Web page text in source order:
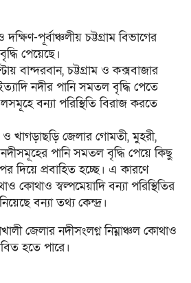
পূর্বাঞ্চলীয় চট্টগ্রাম বিভাগের
পেয়েছে।
বান্দরবান, চট্টগ্রাম ও কক্সবাজার
নদীর পানি সমতল বৃদ্ধি পেতে
বন্যা পরিস্থিতি বিরাজ করতে
ও খাগড়াছড়ি জেলার গোমতী, মুহরী,
পানি সমতল বৃদ্ধি পেয়ে কিছু
দিয়ে প্রবাহিত হচ্ছে। এ কারণে
কোথাও স্বল্পমেয়াদি বন্যা পরিস্থিতির
বন্যা তথ্য কেন্দ্র।
জেলার নদীসংলগ্ন নিম্নাঞ্চল কোথাও
হতে পারে।